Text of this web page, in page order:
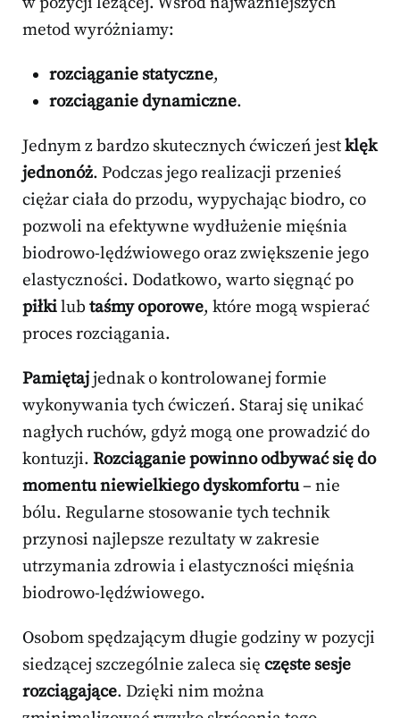
metod wyróżniamy:
rozciąganie statyczne,
rozciąganie dynamiczne.
Jednym z bardzo skutecznych ćwiczeń jestklęk
jednonóż. Podczas jego realizacji przenieś
ciężar ciała do przodu, wypychając biodro, co
pozwoli na efektywne wydłużenie mięśnia
biodrowo-lędźwiowego oraz zwiększenie jego
elastyczności. Dodatkowo, warto sięgnąć po
piłkilub taśmy oporowe, które mogą wspierać
proces rozciągania.
Pamiętajjednak o kontrolowanej formie
wykonywania tych ćwiczeń. Staraj się unikać
nagłych ruchów, gdyż mogą one prowadzić do
kontuzji. Rozciąganie powinno odbywać się do
momentu niewielkiego dyskomfortu– nie
bólu. Regularne stosowanie tych technik
przynosi najlepsze rezultaty w zakresie
utrzymania zdrowia i elastyczności mięśnia
biodrowo-lędźwiowego.
Osobom spędzającym długie godziny w pozycji
siedzącej szczególnie zaleca się częste sesje
rozciągające. Dzięki nim można